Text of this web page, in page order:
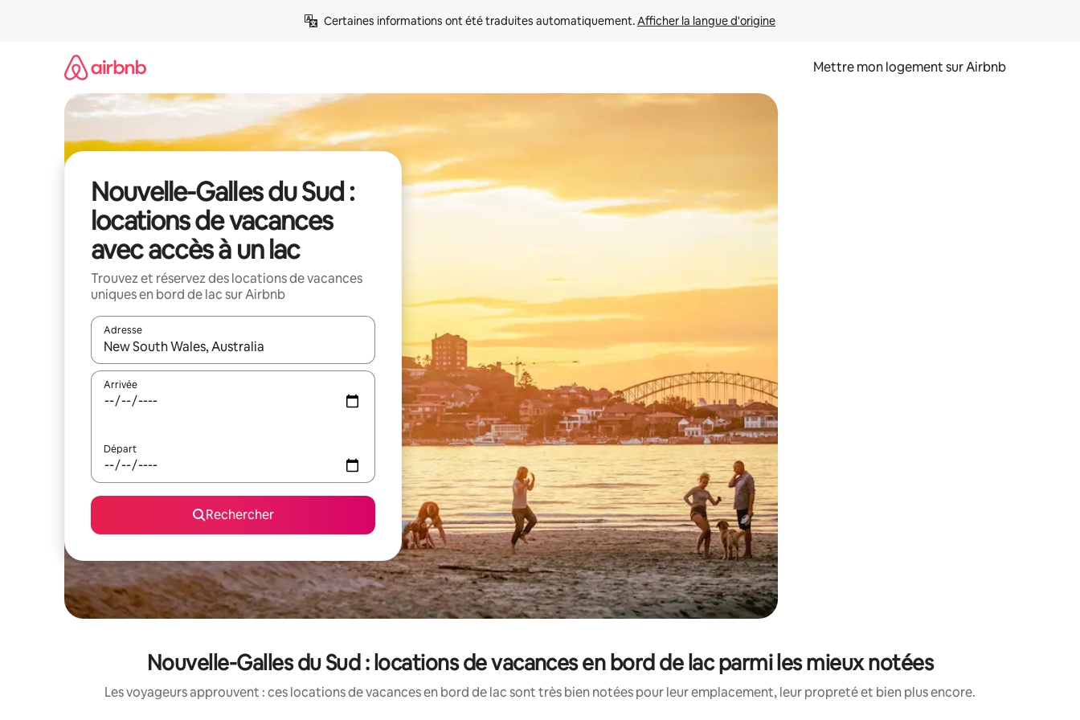
Certaines informations ont été traduites automatiquement. Afficher la langue d'origine
Mettre mon logement sur Airbnb
Nouvelle-Galles du Sud :
locations de vacances
avec accès à un lac
Trouvez et réservez des locations de vacances
uniques en bord de lac sur Airbnb
Adresse
Lorsque les résultats s'affichent, utilisez les flèches vers le haut et vers le bas pour les parcourir ou en appuyant et en faisant glisser.
Arrivée
Départ
Rechercher
Nouvelle-Galles du Sud : locations de vacances en bord de lac parmi les mieux notées
Les voyageurs approuvent : ces locations de vacances en bord de lac sont très bien notées pour leur emplacement, leur propreté et bien plus encore.